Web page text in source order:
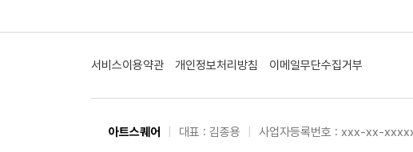
서비스이용약관 개인정보처리방침 이메일무단수집거부
아트스퀘어 대표 : 김종용 사업자등록번호 : xxx-xx-